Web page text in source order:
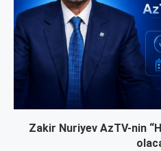
Zakir Nuriyev AzTV-nin